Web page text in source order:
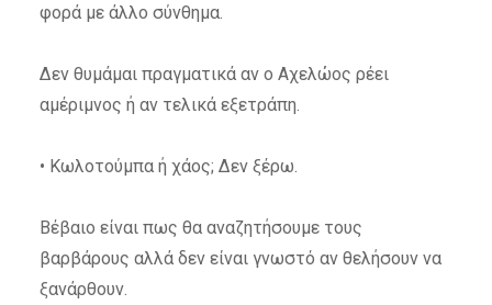
φορά με άλλο σύνθημα.
Δεν θυμάμαι πραγματικά αν ο Αχελώος ρέει
αμέριμνος ή αν τελικά εξετράπη.
• Κωλοτούμπα ή χάος; Δεν ξέρω.
Βέβαιο είναι πως θα αναζητήσουμε τους
βαρβάρους αλλά δεν είναι γνωστό αν θελήσουν να
ξανάρθουν.